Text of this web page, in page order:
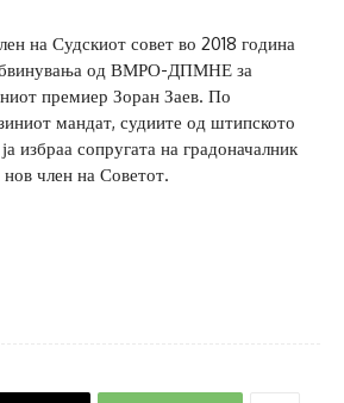
на Судскиот совет во 2018 година
од ВМРО-ДПМНЕ за
премиер Зоран Заев. По
мандат, судиите од штипското
избраа сопругата на градоначалник
член на Советот.